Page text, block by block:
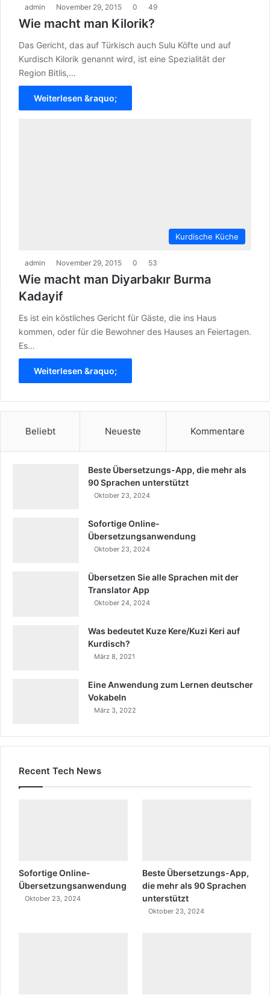
admin November 29, 2015 0 49
Wie macht man Kilorik?
Das Gericht, das auf Türkisch auch Sulu Köfte und auf
Kurdisch Kilorik genannt wird, ist eine Spezialität der
Region Bitlis,…
Weiterlesen &raquo;
Kurdische Küche
admin November 29, 2015 0 53
Wie macht man Diyarbakır Burma
Kadayif
Es ist ein köstliches Gericht für Gäste, die ins Haus
kommen, oder für die Bewohner des Hauses an Feiertagen.
Es…
Weiterlesen &raquo;
Beliebt Neueste Kommentare
Beste Übersetzungs-App, die mehr als
90 Sprachen unterstützt
Oktober 23, 2024
Sofortige Online-
Übersetzungsanwendung
Oktober 23, 2024
Übersetzen Sie alle Sprachen mit der
Translator App
Oktober 24, 2024
Was bedeutet Kuze Kere/Kuzi Keri auf
Kurdisch?
März 8, 2021
Eine Anwendung zum Lernen deutscher
Vokabeln
März 3, 2022
Recent Tech News
Sofortige Online-
Übersetzungsanwendung
Oktober 23, 2024
Beste Übersetzungs-App,
die mehr als 90 Sprachen
unterstützt
Oktober 23, 2024